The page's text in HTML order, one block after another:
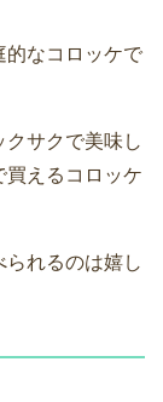
的なコロッケで
クサクで美味し
買えるコロッケ
れるのは嬉し